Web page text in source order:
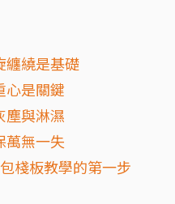
纏繞是基礎
心是關鍵
塵與淋濕
萬無一失
棧板教學的第一步